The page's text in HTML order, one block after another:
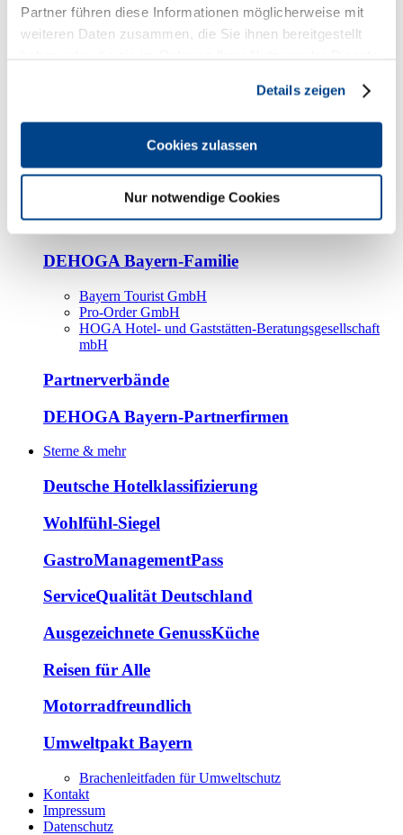
Partner führen diese Informationen möglicherweise mit
weiteren Daten zusammen, die Sie ihnen bereitgestellt
Details zeigen
Cookies zulassen
Nur notwendige Cookies
Kooperationspartner
Tourismusorganisationen
Bayern Tourismus Marketing GmbH
DEHOGA-Familie
Bundesverband
Fachverbände
DEHOGA Bayern-Familie
Bayern Tourist GmbH
Pro-Order GmbH
HOGA Hotel- und Gaststätten-Beratungsgesellschaft
mbH
Partnerverbände
DEHOGA Bayern-Partnerfirmen
Sterne & mehr
Deutsche Hotelklassifizierung
Wohlfühl-Siegel
GastroManagementPass
ServiceQualität Deutschland
Ausgezeichnete GenussKüche
Reisen für Alle
Motorradfreundlich
Umweltpakt Bayern
Brachenleitfaden für Umweltschutz
Kontakt
Impressum
Datenschutz